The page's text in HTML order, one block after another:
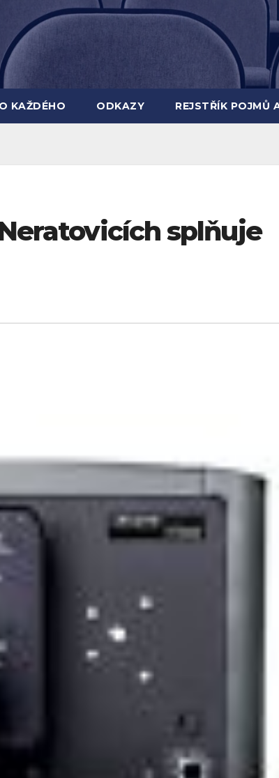
KAŽDÉHO ODKAZY REJSTŘÍK POJMŮ
splňuje